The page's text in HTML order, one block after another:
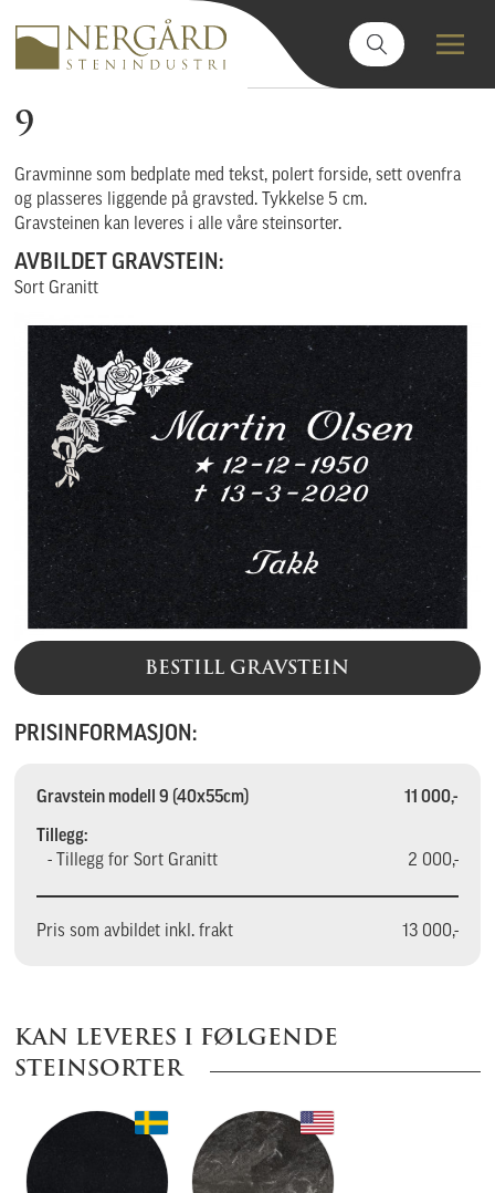
9
Gravminne som bedplate med tekst, polert forside, sett ovenfra
og plasseres liggende på gravsted. Tykkelse 5 cm.
Gravsteinen kan leveres i alle våre steinsorter.
AVBILDET GRAVSTEIN:
Sort Granitt
BESTILL GRAVSTEIN
PRISINFORMASJON:
Gravstein modell 9 (40x55cm) 11 000,-
Tillegg:
- Tillegg for Sort Granitt
2 000,-
Pris som avbildet inkl. frakt 13 000,-
KAN LEVERES I FØLGENDE
STEINSORTER